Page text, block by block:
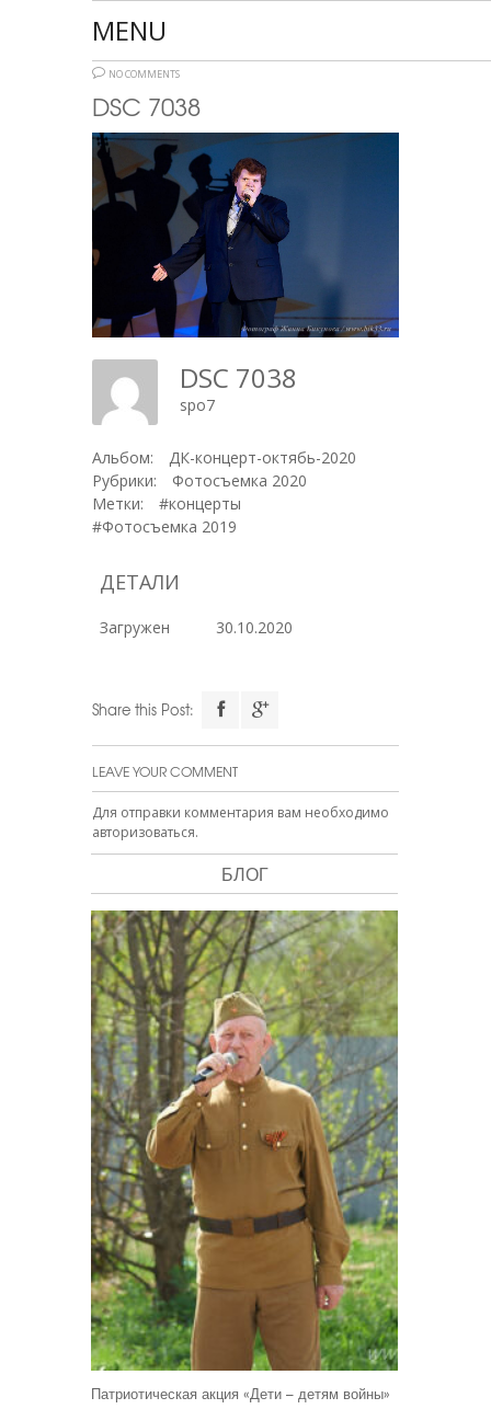
MENU
NO COMMENTS
DSC 7038
DSC 7038
spo7
Альбом:
ДК-концерт-октябь-2020
Рубрики:
Фотосъемка 2020
Метки:
#концерты
#Фотосъемка 2019
ДЕТАЛИ
Загружен 30.10.2020
Share this Post:
LEAVE YOUR COMMENT
Для отправки комментария вам необходимо
авторизоваться.
БЛОГ
Патриотическая акция «Дети – детям войны»